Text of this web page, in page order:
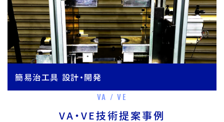
簡易治工具 設計・開発
VA / VE
VA・VE技術提案事例